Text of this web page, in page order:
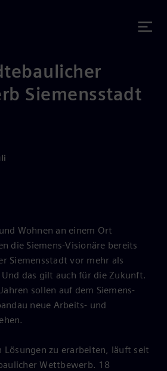
Siemensstadt
Wohnen an einem Ort
die Siemens-Visionäre bereits
Siemensstadt vor mehr als
das gilt auch für die Zukunft.
sollen auf dem Siemens-
neue Arbeits- und
Lösungen zu erarbeiten, läuft seit
Wettbewerb. 18